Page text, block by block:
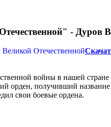
- Дуров
войны в нашей
орден, получивший
свои боевые ордена.